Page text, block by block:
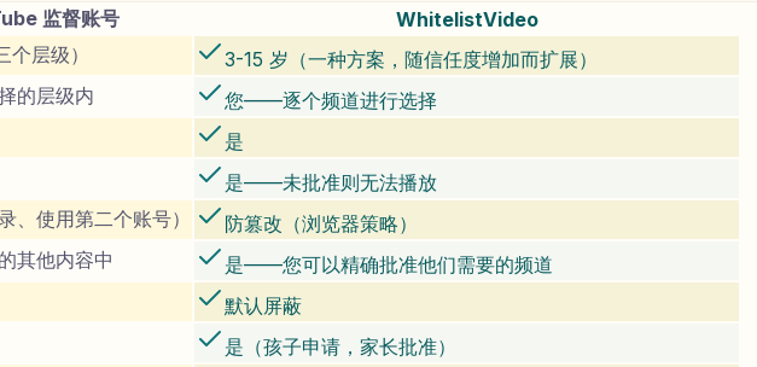
监督账号
WhitelistVideo
层级）
3-15 岁（一种方案，随信任度增加而扩展）
的层级内
您——逐个频道进行选择
是
是——未批准则无法播放
、使用第二个账号）
防篡改（浏览器策略）
其他内容中
是——您可以精确批准他们需要的频道
默认屏蔽
是（孩子申请，家长批准）